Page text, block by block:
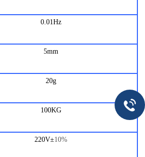
0.01Hz
5mm
20g
100KG
220V±10%